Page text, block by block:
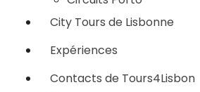
City Tours de Lisbonne
Expériences
Contacts de Tours4Lisbon